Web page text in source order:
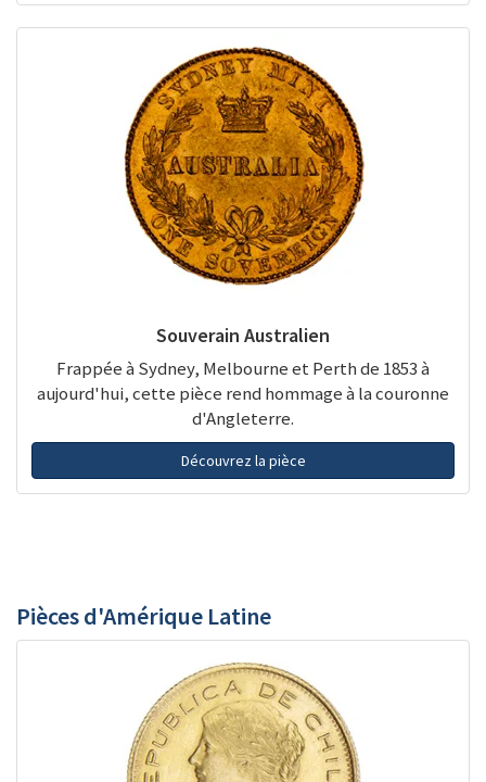
Souverain Australien
Frappée à Sydney, Melbourne et Perth de 1853 à
aujourd'hui, cette pièce rend hommage à la couronne
d'Angleterre.
Découvrez la pièce
Pièces d'Amérique Latine